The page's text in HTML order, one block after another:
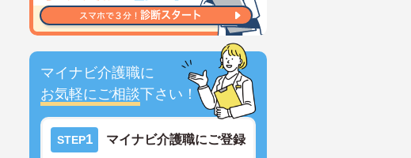
マイナビ介護職に
お気軽にご相談下さい！
STEP1 マイナビ介護職にご登録